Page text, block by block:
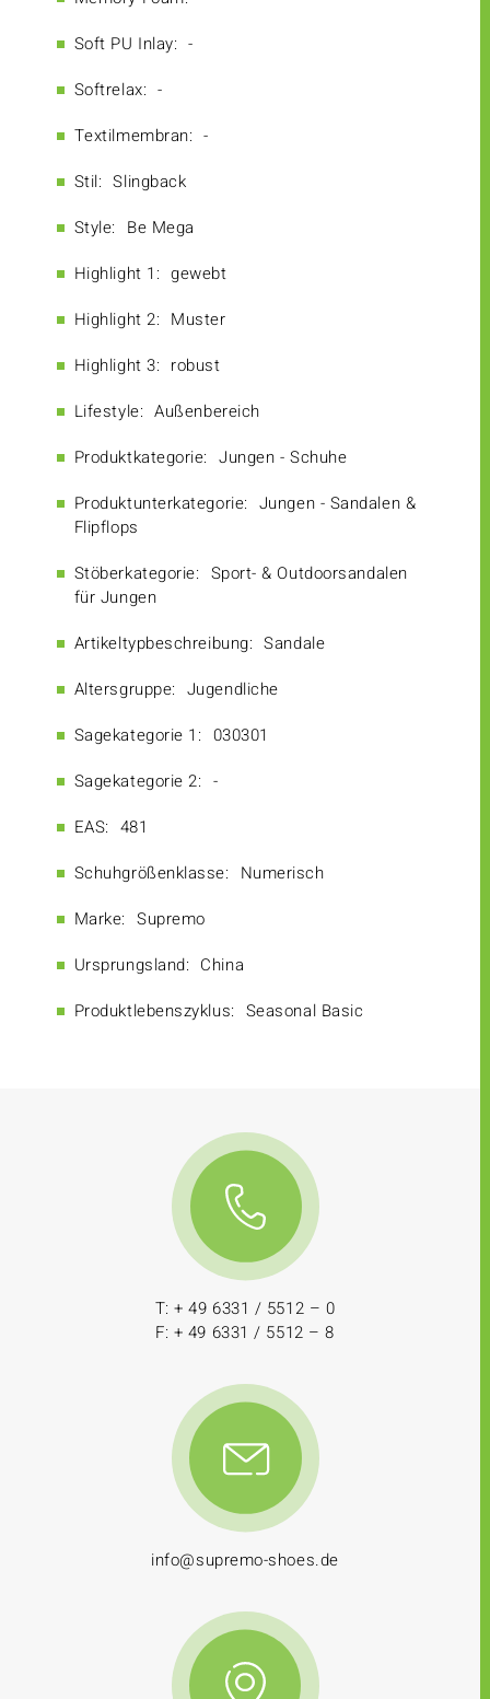
Soft PU Inlay: -
Softrelax: -
Textilmembran: -
Stil: Slingback
Style: Be Mega
Highlight 1: gewebt
Highlight 2: Muster
Highlight 3: robust
Lifestyle: Außenbereich
Produktkategorie: Jungen - Schuhe
Produktunterkategorie: Jungen - Sandalen &
Flipflops
Stöberkategorie: Sport- & Outdoorsandalen
für Jungen
Artikeltypbeschreibung: Sandale
Altersgruppe: Jugendliche
Sagekategorie 1: 030301
Sagekategorie 2: -
EAS: 481
Schuhgrößenklasse: Numerisch
Marke: Supremo
Ursprungsland: China
Produktlebenszyklus: Seasonal Basic
T: + 49 6331 / 5512 – 0
F: + 49 6331 / 5512 – 8
info@supremo-shoes.de